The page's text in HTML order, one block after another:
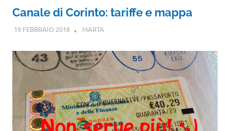
Canale di Corinto: tariffe e mappa
19 FEBBRAIO 2018 MARTA